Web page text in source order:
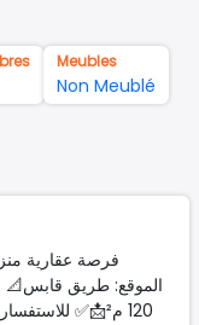
Meubles
Non Meublé
120 م²📩✅